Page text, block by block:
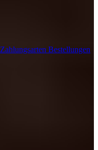
Zahlungsarten Bestellungen